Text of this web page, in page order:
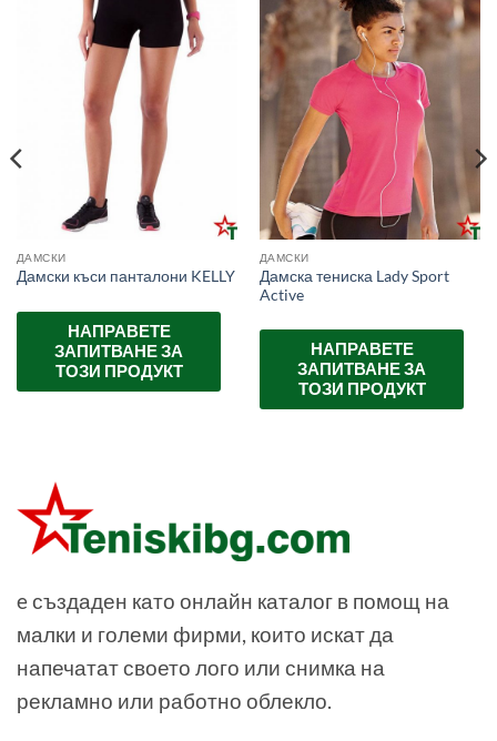
ДАМСКИ
Дамски къси панталони KELLY
НАПРАВЕТЕ
ЗАПИТВАНЕ ЗА
ТОЗИ ПРОДУКТ
ДАМСКИ
Дамска тениска Lady Sport
Active
НАПРАВЕТЕ
ЗАПИТВАНЕ ЗА
ТОЗИ ПРОДУКТ
e създаден като онлайн каталог в помощ на
малки и големи фирми, които искат да
напечатат своето лого или снимка на
рекламно или работно облекло.